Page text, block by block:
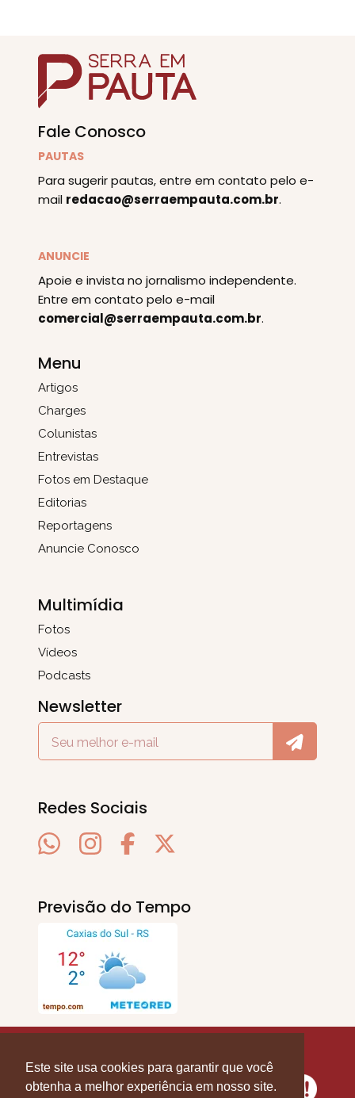
Este site usa cookies para garantir que você
obtenha a melhor experiência em nosso site.
Fale Conosco
PAUTAS
Para sugerir pautas, entre em contato pelo e-
mail redacao@serraempauta.com.br.
ANUNCIE
Apoie e invista no jornalismo independente.
Entre em contato pelo e-mail
comercial@serraempauta.com.br.
Menu
Artigos
Charges
Colunistas
Entrevistas
Fotos em Destaque
Editorias
Reportagens
Anuncie Conosco
Multimídia
Fotos
Vídeos
Podcasts
Newsletter
Redes Sociais
Previsão do Tempo
Direitos Reservados.